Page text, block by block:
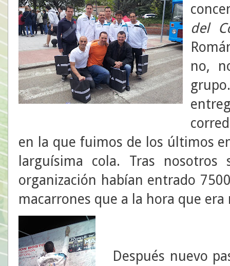
del
no,
en la que fuimos de los últimos
larguísima cola. Tras
organización habían entrado
macarrones que a la hora que
Después nuevo